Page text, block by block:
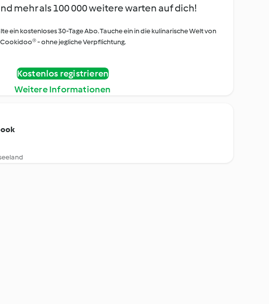
mehr als 100 000 weitere warten auf dich!
ein kostenloses 30-Tage Abo. Tauche ein in die kulinarische Welt von
Cookidoo® - ohne jegliche Verpflichtung.
Kostenlos registrieren
Weitere Informationen